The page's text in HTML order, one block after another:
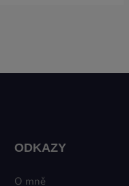
ODKAZY
O mně